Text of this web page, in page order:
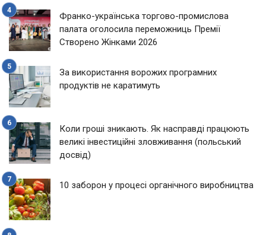
Франко-українська торгово-промислова
палата оголосила переможниць Премії
Створено Жінками 2026
За використання ворожих програмних
продуктів не каратимуть
Коли гроші зникають. Як насправді працюють
великі інвестиційні зловживання (польський
досвід)
10 заборон у процесі органічного виробництва